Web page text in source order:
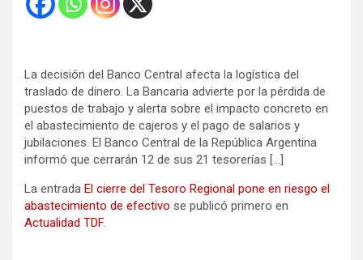
La decisión del Banco Central afecta la logística del
traslado de dinero. La Bancaria advierte por la pérdida de
puestos de trabajo y alerta sobre el impacto concreto en
el abastecimiento de cajeros y el pago de salarios y
jubilaciones. El Banco Central de la República Argentina
informó que cerrarán 12 de sus 21 tesorerías […]
La entrada El cierre del Tesoro Regional pone en riesgo el
abastecimiento de efectivo se publicó primero en
Actualidad TDF.